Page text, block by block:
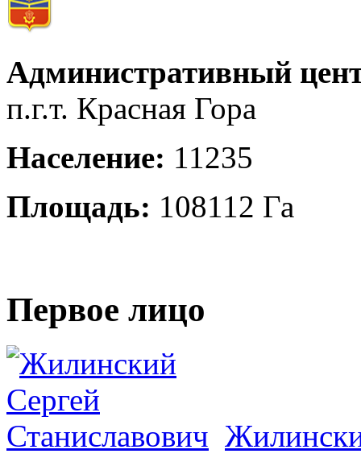
Административный
п.г.т. Красная Гора
Население: 11235
Площадь: 108112 Га
Первое лицо